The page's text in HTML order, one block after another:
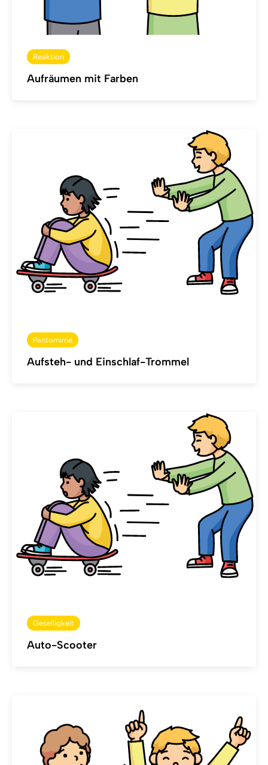
Reaktion
Aufräumen mit Farben
Pantomime
Aufsteh- und Einschlaf-Trommel
Geselligkeit
Auto-Scooter